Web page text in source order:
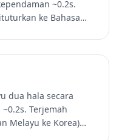
~0.2s.
ke Bahasa
dua hala secara
Terjemah
Melayu ke Korea)